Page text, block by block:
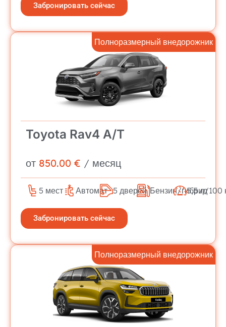
Забронировать сейчас
Полноразмерный внедорожник
Toyota Rav4 A/T
от 850.00 € / месяц
5 мест Автомат 5 дверей Бензин/гибрид
5,5 л/100
Забронировать сейчас
Полноразмерный внедорожник